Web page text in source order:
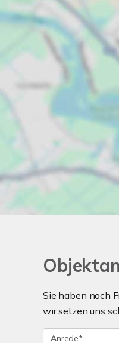
Sie haben noch
wir setzen uns